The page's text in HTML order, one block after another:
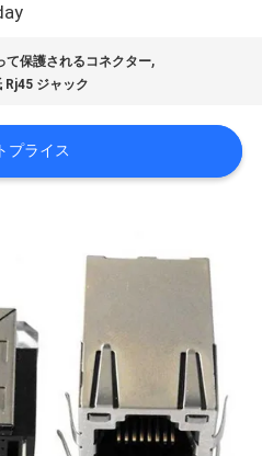
て保護されるコネクター,
Rj45 ジャック
プライス